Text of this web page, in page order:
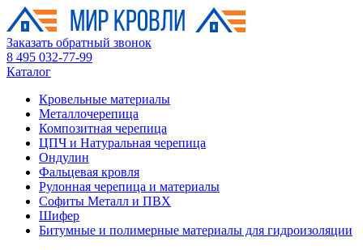
Заказать обратный звонок
8 495 032-77-99
Каталог
Кровельные материалы
Металлочерепица
Композитная черепица
ЦПЧ и Натуральная черепица
Ондулин
Фальцевая кровля
Рулонная черепица и материалы
Софиты Металл и ПВХ
Шифер
Битумные и полимерные материалы для гидроизоляции